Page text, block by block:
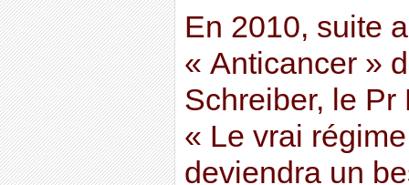
En 2010, suite
« Anticancer »
Schreiber, le
« Le vrai
deviendra un